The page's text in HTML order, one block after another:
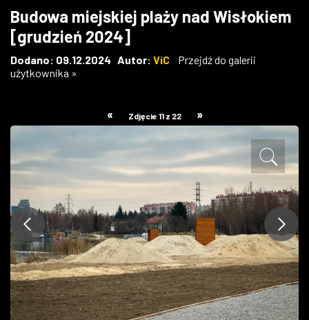
W KINACH
GASTRONOMIA
W RZESZOWIE
Budowa miejskiej plaży nad Wisłokiem
[grudzień 2024]
Dodano: 09.12.2024 Autor: ViC
Przejdź do galerii
użytkownika »
« Zdjęcie 11 z 22 »